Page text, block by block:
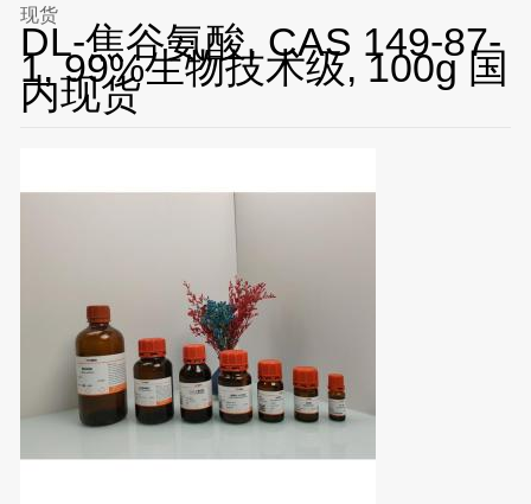
现货
DL-焦谷氨酸, CAS 149-87-
1, 99%生物技术级, 100g 国
内现货